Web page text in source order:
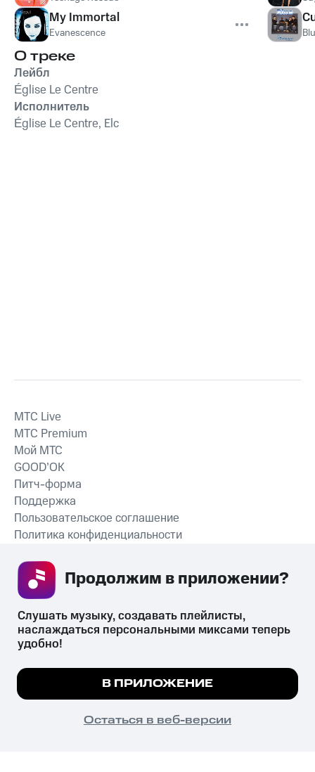
My Immortal
Evanescence
О треке
Лейбл
Église Le Centre
Исполнитель
Église Le Centre, Elc
СКАЧАТЬ ПРИЛОЖЕНИЕ
MTС Live
MTС Premium
Мой МТС
GOOD’OK
Питч-форма
Поддержка
Пользовательское соглашение
Политика конфиденциальности
психотропных веществ, их аналогов причиняет вред здоровью,
их незаконный оборот запрещён и влечёт установленную
законодательством ответственность.
© 2026 ООО «КИОН».
Все права защищены
Мы используем куки, чтобы на сайте все
Подробнее
ПОНЯТНО
Слушать музыку, создавать плейлисты,
наслаждаться персональными миксами теперь
удобно!
В ПРИЛОЖЕНИЕ
Остаться в веб-версии